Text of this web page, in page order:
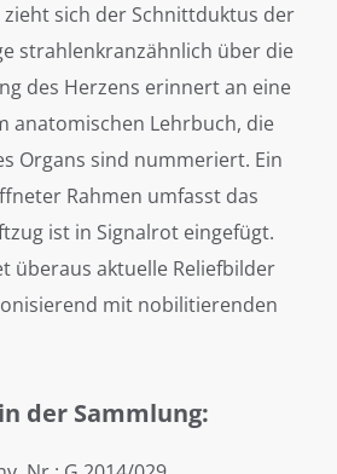
sich der Schnittduktus der
strahlenkranzähnlich über die
des Herzens erinnert an eine
anatomischen Lehrbuch, die
Organs sind nummeriert. Ein
Rahmen umfasst das
ist in Signalrot eingefügt.
überaus aktuelle Reliefbilder
mit nobilitierenden
der Sammlung: